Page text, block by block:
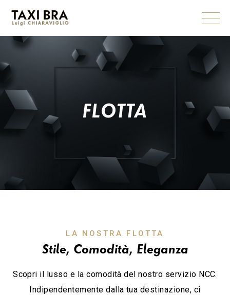
FLOTTA
LA NOSTRA FLOTTA
Stile, Comodità, Eleganza
Scopri il lusso e la comodità del nostro servizio NCC.
Indipendentemente dalla tua destinazione, ci